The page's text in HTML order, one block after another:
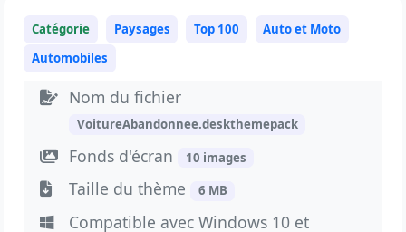
Catégorie Paysages Top 100
Auto et Moto
Automobiles
Nom du fichier
VoitureAbandonnee.deskthemepack
Fonds d'écran 10 images
Taille du thème 6 MB
Compatible avec Windows 10 et